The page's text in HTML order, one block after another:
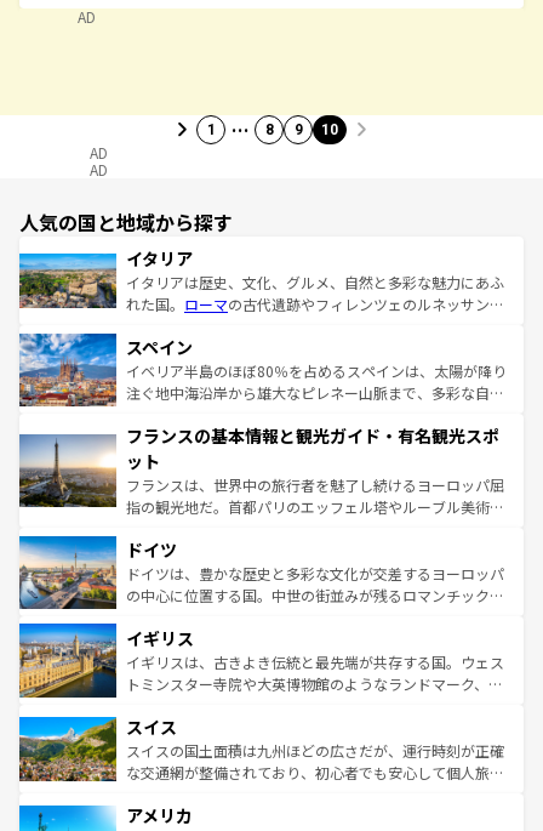
AD
1 … 8 9 10
AD
AD
人気の国と地域から探す
イタリア
イタリアは歴史、文化、グルメ、自然と多彩な魅力にあふ
れた国。 ローマの古代遺跡やフィレンツェのルネッサンス
ろん、トスカーナの美しい田園風景やアマルフィ海岸の絶
景など、自然景観も見逃せない。観光の合間には、本場の
ピザやパスタなど、絶品のイタリア料理を堪能することも
ませてくれるイタリアで、忘れられない旅をしてみよう！
なお、新着のイタリア情報は
しい。
スペイン
イベリア半島のほぼ80％を占めるスペインは、太陽が降り
注ぐ地中海沿岸から雄大なピレネー山脈まで、多彩な自然
文化が根付くこの国では、情熱的なフラメンコ、熱気あふ
れる闘牛、そして美味しいタパスが生活の一部となってい
る。首都マドリードの洗練された雰囲気や、バルセロナの
アートに溢れた街角から、地方では古代ローマ遺跡や中世
せる。地方によって風土や気候が異なるスペインはその個
性で訪れる人を魅了する。 なお、新着のスペイン情報は コ
ンテンツ一覧を参照してほしい。
フランスの基本情報と観光ガイド・有名観光スポ
ット
フランスは、世界中の旅行者を魅了し続けるヨーロッパ屈
指の観光地だ。首都パリのエッフェル塔やルーブル美術館
で、幅広い魅力が詰まっている。華麗な宮殿、歴史的な大
聖堂、美しいビーチ、そして豊かな自然が、訪れる者を心
から魅了する。また、フランスは美食の国としても知ら
いる。シャンパンの発祥地であるランス、プロヴァンスの
香り高いラベンダー畑など、多彩な楽しみ方が可能だ。さ
らに、パリ以外の地域にも魅力が溢れており、どの街角に
れる地方に足を運ぶとそれぞれで全く異なる文化を体験で
きるだろう。 なお、新着のフランス情報はコンテンツ一覧
を参照してほしい。
ドイツ
ドイツは、豊かな歴史と多彩な文化が交差するヨーロッパ
の中心に位置する国。中世の街並みが残るロマンチック街
顔を持つこの国は、どこを歩いても飽きることがない。ベ
ルリンの文化的活気、バイエルン州のアルプスの絶景、そ
してライン川沿いのワイン畑といった風景は必見。ビール
は、お酒好きな人にはぜひ体験してほしい。 なお、新着の
ドイツ情報はコンテンツ一覧を参照してほしい。
イギリス
イギリスは、古きよき伝統と最先端が共存する国。ウェス
トミンスター寺院や大英博物館のようなランドマーク、歴
リアごとに異なる魅力がある。また、優雅なアフタヌーン
ティー、ビール好きにはたまらない英国パブ、サッカー観
戦など、本場だからこそできる体験も豊富。イギリスを旅
ンツ一覧を参照してほしい。
スイス
スイスの国土面積は九州ほどの広さだが、運行時刻が正確
な交通網が整備されており、初心者でも安心して個人旅行
の建物がそのまま残る町や、スイスならではのユニークな
アメリカ